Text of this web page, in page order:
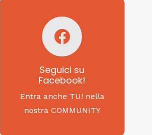
Seguici su
Facebook!
Entra anche TU! nella
nostra COMMUNITY
Seguici su
Facebook!
SAGRITALY
Feste, cibi e tradizioni
da Nord a Sud...